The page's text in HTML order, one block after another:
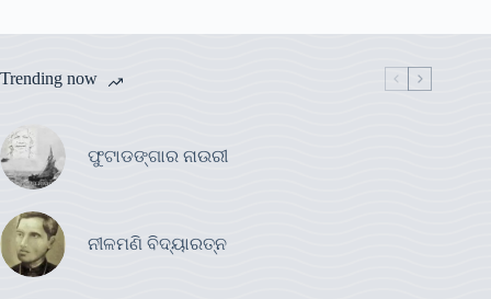
Trending now
ଫୁଟାଡଙ୍ଗାର ନାଉରୀ
ନୀଳମଣି ବିଦ୍ୟାରତ୍ନ